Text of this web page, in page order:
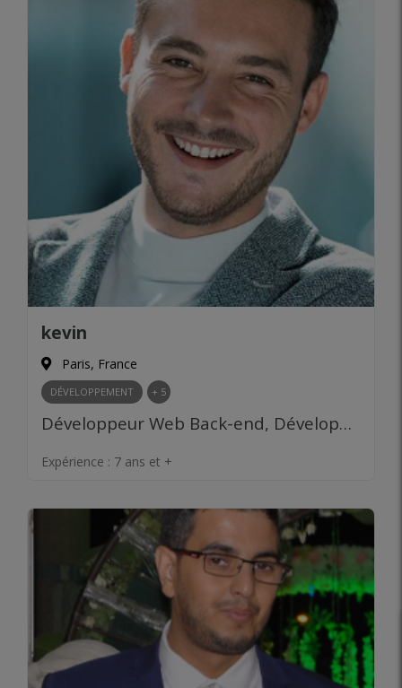
kevin
Paris, France
DÉVELOPPEMENT + 5
Développeur Web Back-end, Développeur Web Front-end, Développeur CMS, Développeur Mobile, Développeur ERP, Web Design, UX Design, UI Design, Growth Hacking, Relations publiques, Prospection clients, Recherche de financement, Levée de fonds, Product Management, Design Thinking, Prototypage, Validation de marché
Expérience : 7 ans et +